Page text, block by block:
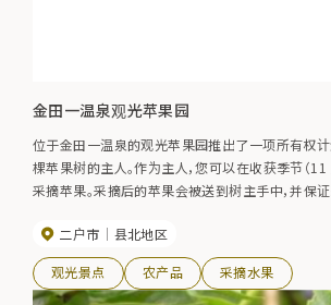
金田一温泉观光苹果园
位于金田一温泉的观光苹果园推出了一项所有权
棵苹果树的主人。作为主人，您可以在收获季节（
采摘苹果。采摘后的苹果会被送到树主手中，并保
二户市
县北地区
观光景点 农产品 采摘水果